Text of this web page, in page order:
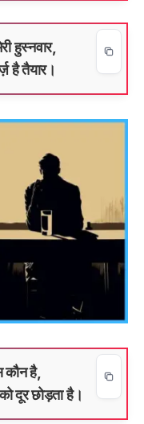
हुस्नवार,
है तैयार।
कौन है,
दूर छोड़ता है।